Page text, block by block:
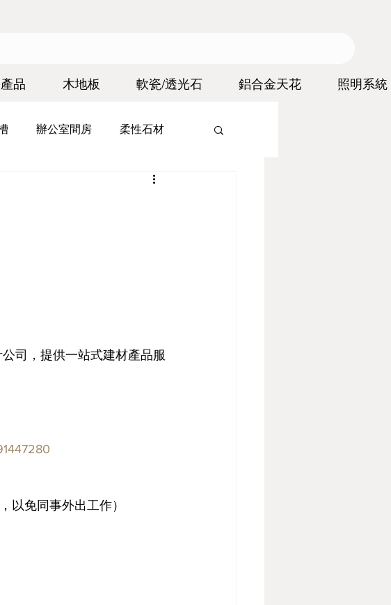
品 木地板 軟瓷/透光石 鋁合金天花 照明系統
辦公室間房 柔性石材
司，提供一站式建材產品服
以免同事外出工作）